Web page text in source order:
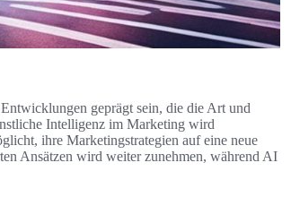
geprägt sein, die die Art und
Intelligenz im Marketing wird
ihre Marketingstrategien auf eine neue
Ansätzen wird weiter zunehmen, während AI